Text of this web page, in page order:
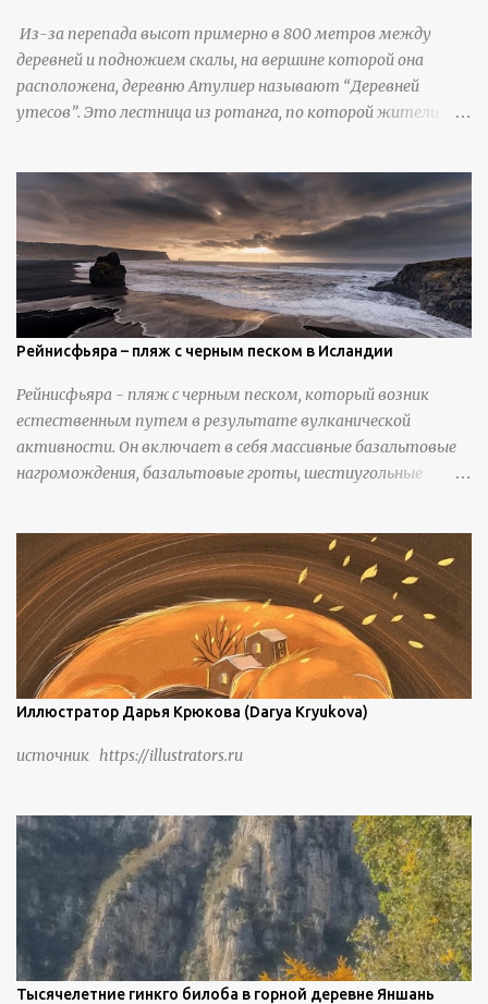
Из-за перепада высот примерно в 800 метров между
деревней и подножием скалы, на вершине которой она
расположена, деревню Атулиер называют “Деревней
утесов”. Это лестница из ротанга, по которой жители
стальными лестницами с защитными перилами, и
передвижение детей и жителей деревни было улучшено.
Подъем от подножия горы до вершины занимает до 4
часов. По словам местных жителей, их предки мигрировали
в деревню, поскольку обнаружили, что в этом месте
приятный климат и природная среда, подходящие для
проживания, ведения сельского хозяйства и разведения
защитить их от бандитизма и войн. С тех пор особая
группа людей живет замкнутой и самодостаточной
жизнью в деревне в течение шести или семи поколений.
Рейнисфьяра – пляж с черным песком в Исландии
Рейнисфьяра - пляж с черным песком, который возник
естественным путем в результате вулканической
активности. Он включает в себя массивные базальтовые
нагромождения, базальтовые гроты, шестиугольные
Иллюстратор Дарья Крюкова (Darya Kryukova)
источник https://illustrators.ru
Тысячелетние гинкго билоба в горной деревне Яншань